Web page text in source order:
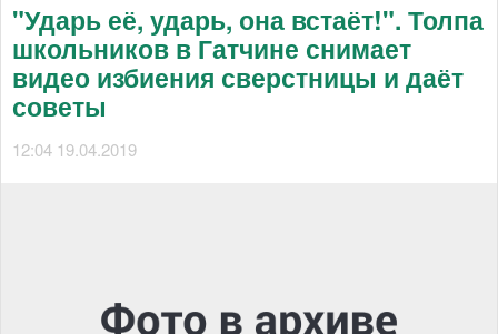
"Ударь её, ударь, она встаёт!". Толпа
школьников в Гатчине снимает
видео избиения сверстницы и даёт
советы
12:04 19.04.2019